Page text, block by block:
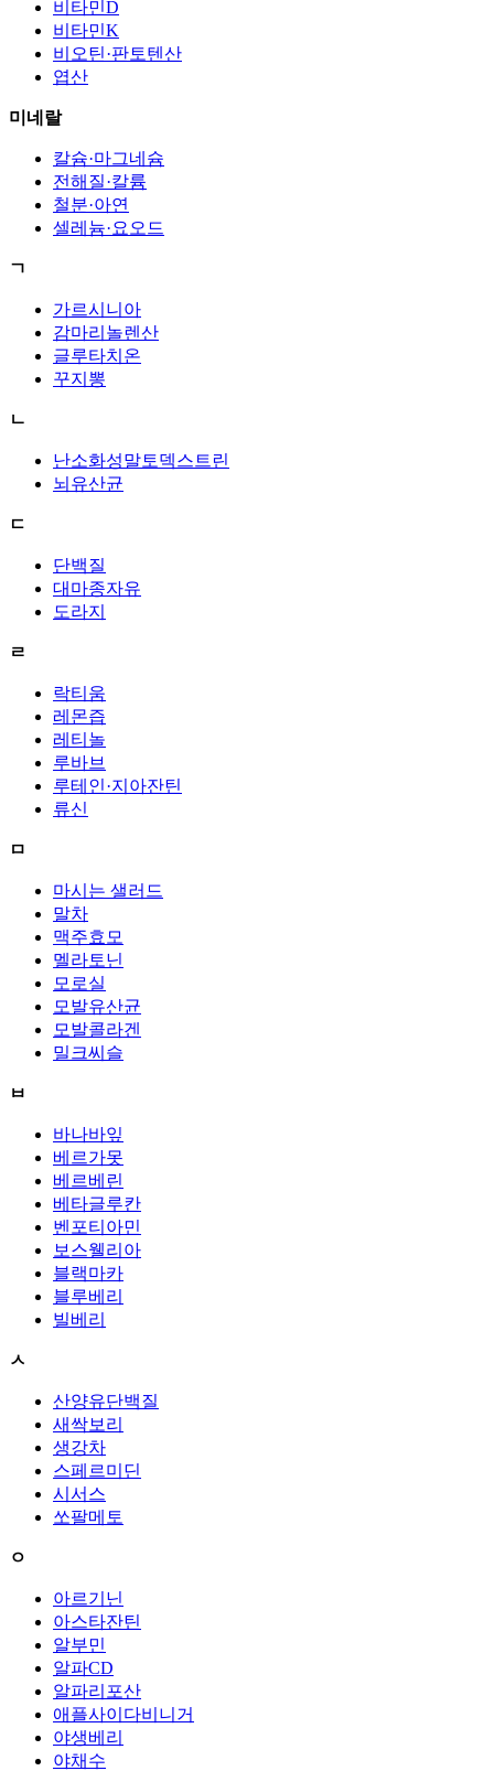
비타민D
비타민K
비오틴·판토텐산
엽산
미네랄
칼슘·마그네슘
전해질·칼륨
철분·아연
셀레늄·요오드
ㄱ
가르시니아
감마리놀렌산
글루타치온
꾸지뽕
ㄴ
난소화성말토덱스트린
뇌유산균
ㄷ
단백질
대마종자유
도라지
ㄹ
락티움
레몬즙
레티놀
루바브
루테인·지아잔틴
류신
ㅁ
마시는 샐러드
말차
맥주효모
멜라토닌
모로실
모발유산균
모발콜라겐
밀크씨슬
ㅂ
바나바잎
베르가못
베르베린
베타글루칸
벤포티아민
보스웰리아
블랙마카
블루베리
빌베리
ㅅ
산양유단백질
새싹보리
생강차
스페르미딘
시서스
쏘팔메토
ㅇ
아르기닌
아스타잔틴
알부민
알파CD
알파리포산
애플사이다비니거
야생베리
야채수